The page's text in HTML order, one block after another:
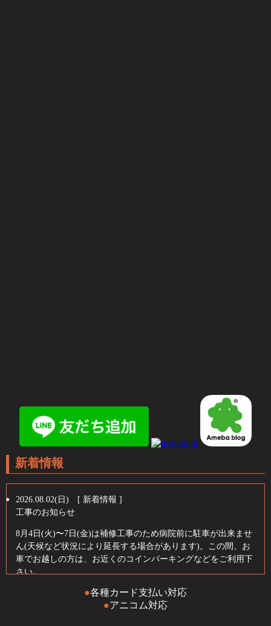
新着情報
2026.08.02(日) [ 新着情報 ]
工事のお知らせ
8月4日(火)〜7日(金)は補修工事のため病院前に駐車が出来ませ
ん(天候など状況により延長する場合があります)。この間、お
車でお越しの方は、お近くのコインパーキングなどをご利用下
さい。
2026.07.02(木) [ 新着情報 ]
●各種カード支払い対応
●アニコム対応